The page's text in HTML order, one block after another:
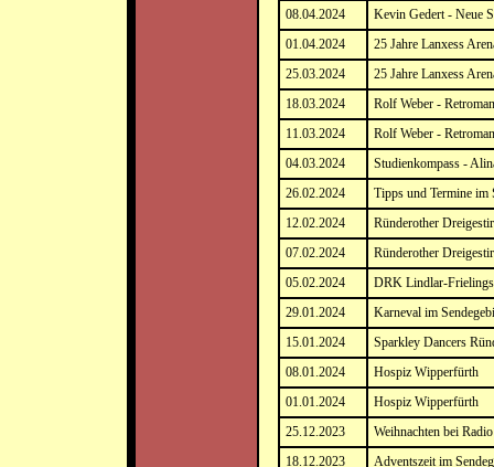
08.04.2024
Kevin Gedert - Neue
01.04.2024
25 Jahre Lanxess
25.03.2024
25 Jahre Lanxess
18.03.2024
Rolf Weber -
11.03.2024
Rolf Weber -
04.03.2024
Studienkompass -
26.02.2024
Tipps und Termine im
12.02.2024
Ründerother
07.02.2024
Ründerother
05.02.2024
DRK Lindlar-
29.01.2024
Karneval im
15.01.2024
Sparkley Dancers
08.01.2024
Hospiz Wipperfürth
01.01.2024
Hospiz Wipperfürth
25.12.2023
Weihnachten bei
18.12.2023
Adventszeit im